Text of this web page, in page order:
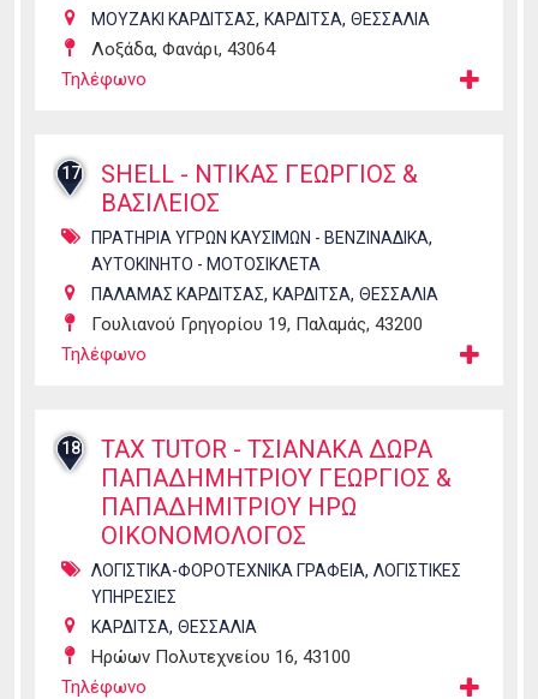
ΜΟΥΖΑΚΙ ΚΑΡΔΙΤΣΑΣ, ΚΑΡΔΙΤΣΑ, ΘΕΣΣΑΛΙΑ
Λοξάδα, Φανάρι, 43064
Τηλέφωνο
17
SHELL - ΝΤΙΚΑΣ ΓΕΩΡΓΙΟΣ &
ΒΑΣΙΛΕΙΟΣ
ΠΡΑΤΗΡΙΑ ΥΓΡΩΝ ΚΑΥΣΙΜΩΝ - ΒΕΝΖΙΝΑΔΙΚΑ,
ΑΥΤΟΚΙΝΗΤΟ - ΜΟΤΟΣΙΚΛΕΤΑ
ΠΑΛΑΜΑΣ ΚΑΡΔΙΤΣΑΣ, ΚΑΡΔΙΤΣΑ, ΘΕΣΣΑΛΙΑ
Γουλιανού Γρηγορίου 19, Παλαμάς, 43200
Τηλέφωνο
18
TAX TUTOR - ΤΣΙΑΝΑΚΑ ΔΩΡΑ
ΠΑΠΑΔΗΜΗΤΡΙΟΥ ΓΕΩΡΓΙΟΣ &
ΠΑΠΑΔΗΜΙΤΡΙΟΥ ΗΡΩ
ΟΙΚΟΝΟΜΟΛΟΓΟΣ
ΛΟΓΙΣΤΙΚΑ-ΦΟΡΟΤΕΧΝΙΚΑ ΓΡΑΦΕΙΑ, ΛΟΓΙΣΤΙΚΕΣ
ΥΠΗΡΕΣΙΕΣ
ΚΑΡΔΙΤΣΑ, ΘΕΣΣΑΛΙΑ
Ηρώων Πολυτεχνείου 16, 43100
Τηλέφωνο